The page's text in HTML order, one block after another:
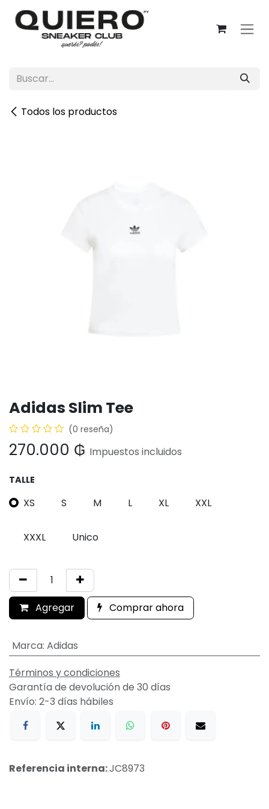
Ir al contenido
Todos los productos
Adidas Slim Tee
(0 reseña)
270.000 ₲ Impuestos incluidos
TALLE
XS S M L XL XXL
XXXL Unico
Agregar Comprar ahora
Marca: Adidas
Términos y condiciones
Garantía de devolución de 30 días
Envío: 2-3 días hábiles
Referencia interna:JC8973